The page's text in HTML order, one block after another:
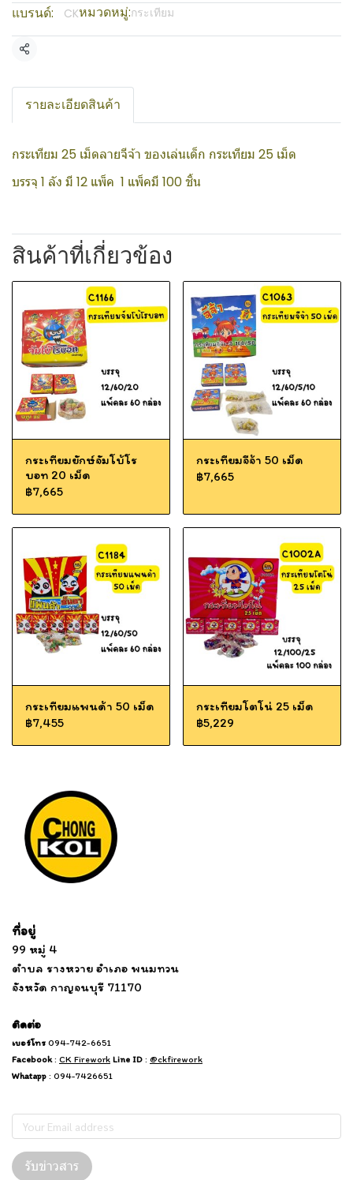
แบรนด์:
CKหมวดหมู่:กระเทียม
แชร์
รายละเอียดสินค้า
กระเทียม 25 เม็ดลายจีจ้า ของเล่นเด็ก กระเทียม 25 เม็ด
บรรจุ 1 ลัง มี 12 แพ็ค 1 แพ็คมี 100 ชิ้น
สินค้าที่เกี่ยวข้อง
กระเทียมยักษ์จัมโบ้โร
บอท 20 เม็ด
฿7,665
กระเทียมจีจ้า 50 เม็ด
฿7,665
กระเทียมแพนด้า 50 เม็ด
฿7,455
กระเทียมโตโน่ 25 เม็ด
฿5,229
ที่อยู่
99 หมู่ 4
ตำบล รางหวาย อำเภอ พนมทวน
จังหวัด กาญจนบุรี 71170
ติดต่อ
เบอร์โทร 094-742-6651
Facebook: CK Firework Line ID : @ckfirework
Whatapp : 094-7426651
รับข่าวสาร